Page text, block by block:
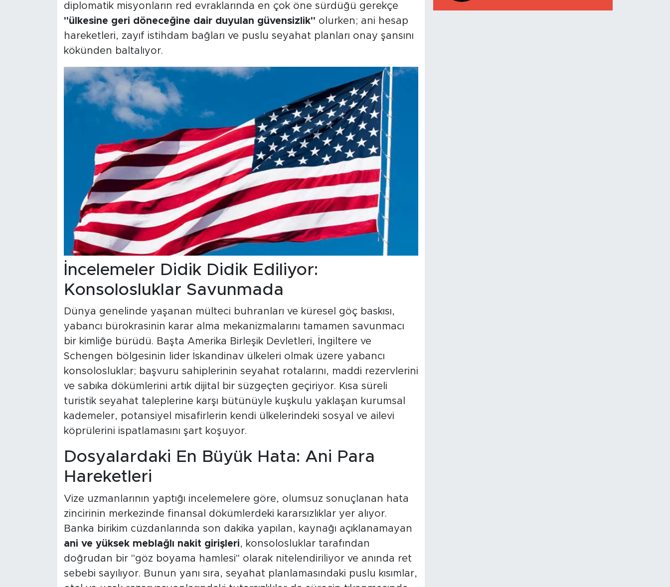
diplomatik misyonların red evraklarında en çok öne sürdüğü gerekçe
"ülkesine geri döneceğine dair duyulan güvensizlik" olurken; ani hesap
hareketleri, zayıf istihdam bağları ve puslu seyahat planları onay şansını
kökünden baltalıyor.
İncelemeler Didik Didik Ediliyor:
Konsolosluklar Savunmada
Dünya genelinde yaşanan mülteci buhranları ve küresel göç baskısı,
yabancı bürokrasinin karar alma mekanizmalarını tamamen savunmacı
bir kimliğe bürüdü. Başta Amerika Birleşik Devletleri, İngiltere ve
Schengen bölgesinin lider İskandinav ülkeleri olmak üzere yabancı
konsolosluklar; başvuru sahiplerinin seyahat rotalarını, maddi rezervlerini
ve sabıka dökümlerini artık dijital bir süzgeçten geçiriyor. Kısa süreli
turistik seyahat taleplerine karşı bütünüyle kuşkulu yaklaşan kurumsal
kademeler, potansiyel misafirlerin kendi ülkelerindeki sosyal ve ailevi
köprülerini ispatlamasını şart koşuyor.
Dosyalardaki En Büyük Hata: Ani Para
Hareketleri
Vize uzmanlarının yaptığı incelemelere göre, olumsuz sonuçlanan hata
zincirinin merkezinde finansal dökümlerdeki kararsızlıklar yer alıyor.
Banka birikim cüzdanlarında son dakika yapılan, kaynağı açıklanamayan
ani ve yüksek meblağlı nakit girişleri, konsolosluklar tarafından
doğrudan bir "göz boyama hamlesi" olarak nitelendiriliyor ve anında ret
sebebi sayılıyor. Bunun yanı sıra, seyahat planlamasındaki puslu kısımlar,